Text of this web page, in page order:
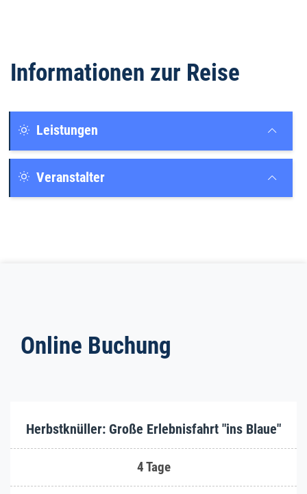
Informationen zur Reise
Leistungen
Veranstalter
Online Buchung
Herbstknüller: Große Erlebnisfahrt "ins Blaue"
4 Tage